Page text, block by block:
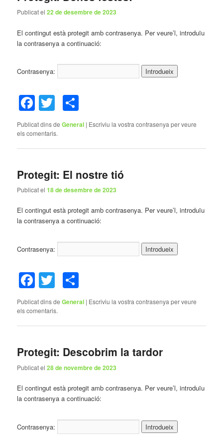
Publicat el22 de desembre de 2023
El contingut està protegit amb contrasenya. Per veure’l, introduïu
la contrasenya a continuació:
Contrasenya:
Facebook
Twitter
Publicat dins de General | Escriviu la vostra contrasenya per veure
els comentaris.
Protegit: El nostre tió
Publicat el18 de desembre de 2023
El contingut està protegit amb contrasenya. Per veure’l, introduïu
la contrasenya a continuació:
Contrasenya:
Facebook
Twitter
Publicat dins de General | Escriviu la vostra contrasenya per veure
els comentaris.
Protegit: Descobrim la tardor
Publicat el28 de novembre de 2023
El contingut està protegit amb contrasenya. Per veure’l, introduïu
la contrasenya a continuació:
Contrasenya: